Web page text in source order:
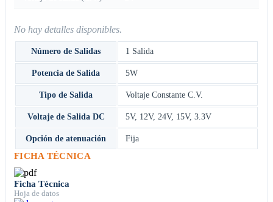
No hay detalles disponibles.
Número de Salidas 1 Salida
Potencia de Salida 5W
Tipo de Salida Voltaje Constante C.V.
Voltaje de Salida DC 5V, 12V, 24V, 15V, 3.3V
Opción de atenuación Fija
FICHA TÉCNICA
Ficha Técnica
Hoja de datos